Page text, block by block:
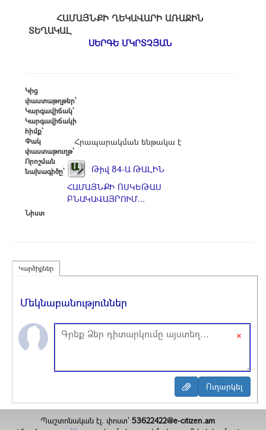
ՀԱՄԱՅՆՔԻ ՂԵԿԱՎԱՐԻ ԱՌԱՋԻՆ
ՏԵՂԱԿԱԼ
ՍԵՐԳԵ ՄԿՐՏՉՅԱՆ
Կից
փաստաթղթեր՝
Կարգավիճակ՝
Կարգավիճակի
հիմք՝
Փակ
փաստաթուղթ՝
Հրապարակման ենթակա է
Որոշման
նախագիծը՝
Թիվ 84-Ա ԹԱԼԻՆ
ՀԱՄԱՅՆՔԻ ՈՍԿԵԹԱՍ
ԲՆԱԿԱՎԱՅՐՈՒՄ...
Նիստ
Կարծիքներ
Մեկնաբանություններ
×
Պաշտոնական էլ. փոստ`53622422@e-citizen.am